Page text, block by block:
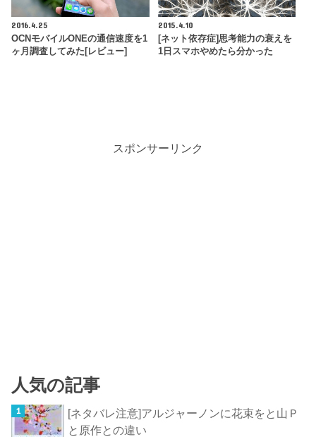
2016.4.25
OCNモバイルONEの通信速度を1
ヶ月調査してみた[レビュー]
2015.4.10
[ネット依存症]思考能力の衰えを
1日スマホやめたら分かった
スポンサーリンク
人気の記事
[ネタバレ注意]アルジャーノンに花束をと山Ｐ
と原作との違い